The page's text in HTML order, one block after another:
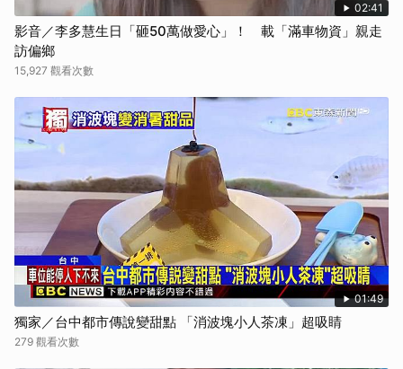
02:41
影音／李多慧生日「砸50萬做愛心」！ 載「滿車物資」親走
訪偏鄉
15,927 觀看次數
01:49
獨家／台中都市傳說變甜點 「消波塊小人茶凍」超吸睛
279 觀看次數